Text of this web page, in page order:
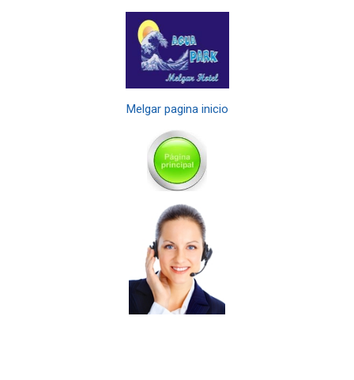
Melgar pagina inicio